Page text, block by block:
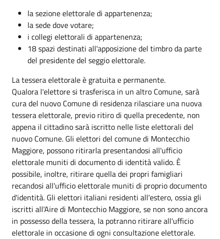
la sezione elettorale di appartenenza;
la sede dove votare;
i collegi elettorali di appartenenza;
18 spazi destinati all'apposizione del timbro da parte
del presidente del seggio elettorale.
La tessera elettorale è gratuita e permanente.
Qualora l'elettore si trasferisca in un altro Comune, sarà
cura del nuovo Comune di residenza rilasciare una nuova
tessera elettorale, previo ritiro di quella precedente, non
appena il cittadino sarà iscritto nelle liste elettorali del
nuovo Comune. Gli elettori del comune di Montecchio
Maggiore, possono ritirarla presentandosi all'ufficio
elettorale muniti di documento di identità valido. È
possibile, inoltre, ritirare quella dei propri famigliari
recandosi all'ufficio elettorale muniti di proprio documento
d'identità. Gli elettori italiani residenti all'estero, ossia gli
iscritti all'Aire di Montecchio Maggiore, se non sono ancora
in possesso della tessera, la potranno ritirare all'ufficio
elettorale in occasione di ogni consultazione elettorale.